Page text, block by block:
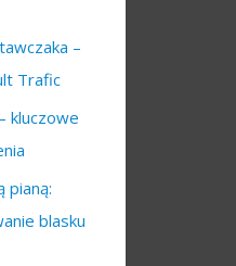
–
Trafic
kluczowe
pianą:
blasku